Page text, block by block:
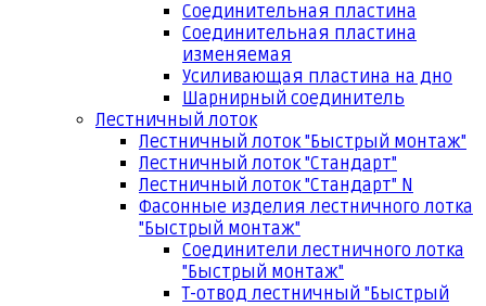
Соединительная пластина
Соединительная пластина
изменяемая
Усиливающая пластина на дно
Шарнирный соединитель
Лестничный лоток
Лестничный лоток "Быстрый монтаж"
Лестничный лоток "Стандарт"
Лестничный лоток "Стандарт" N
Фасонные изделия лестничного лотка
"Быстрый монтаж"
Соединители лестничного лотка
"Быстрый монтаж"
Т-отвод лестничный "Быстрый